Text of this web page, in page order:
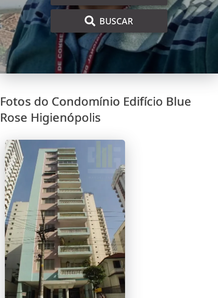
BUSCAR
Fotos do Condomínio Edifício Blue
Rose Higienópolis